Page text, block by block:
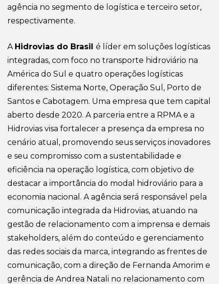
agência no segmento de logística e terceiro setor,
respectivamente.
A Hidrovias do Brasil é líder em soluções logísticas
integradas, com foco no transporte hidroviário na
América do Sul e quatro operações logísticas
diferentes: Sistema Norte, Operação Sul, Porto de
Santos e Cabotagem. Uma empresa que tem capital
aberto desde 2020. A parceria entre a RPMA e a
Hidrovias visa fortalecer a presença da empresa no
cenário atual, promovendo seus serviços inovadores
e seu compromisso com a sustentabilidade e
eficiência na operação logística, com objetivo de
destacar a importância do modal hidroviário para a
economia nacional. A agência será responsável pela
comunicação integrada da Hidrovias, atuando na
gestão de relacionamento com a imprensa e demais
stakeholders, além do conteúdo e gerenciamento
das redes sociais da marca, integrando as frentes de
comunicação, com a direção de Fernanda Amorim e
gerência de Andrea Natali no relacionamento com